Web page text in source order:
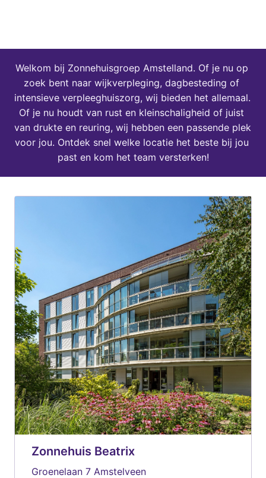
Welkom bij Zonnehuisgroep Amstelland. Of je nu op
zoek bent naar wijkverpleging, dagbesteding of
intensieve verpleeghuiszorg, wij bieden het allemaal.
Of je nu houdt van rust en kleinschaligheid of juist
van drukte en reuring, wij hebben een passende plek
voor jou. Ontdek snel welke locatie het beste bij jou
past en kom het team versterken!
Zonnehuis Beatrix
Groenelaan 7 Amstelveen